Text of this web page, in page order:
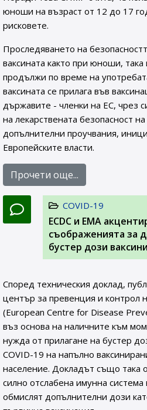
юноши на възраст от 12 до 17
рисковете.
Проследяването на
ваксината както при юноши,
продължи по време на
ваксината се прилага във
държавите - членки на ЕС, чрез
на лекарствената безопасност
допълнителни проучвания,
Европейските власти.
Прочети още...
COVID-19
ЕCDC и EMA
съображенията за
бустер дози
Според техническия доклад,
център за превенция и контрол
(European Centre for Disease
въз основа на наличните към
нужда от прилагане на бустер
COVID-19 на напълно
население. Докладът също така
силно отслабена имунна система
обмислят допълнителни дози